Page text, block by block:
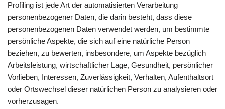
Profiling ist jede Art der automatisierten Verarbeitung
personenbezogener Daten, die darin besteht, dass diese
personenbezogenen Daten verwendet werden, um bestimmte
persönliche Aspekte, die sich auf eine natürliche Person
beziehen, zu bewerten, insbesondere, um Aspekte bezüglich
Arbeitsleistung, wirtschaftlicher Lage, Gesundheit, persönlicher
Vorlieben, Interessen, Zuverlässigkeit, Verhalten, Aufenthaltsort
oder Ortswechsel dieser natürlichen Person zu analysieren oder
vorherzusagen.